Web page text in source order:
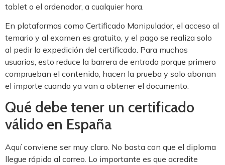
tablet o el ordenador, a cualquier hora.
En plataformas como Certificado Manipulador, el acceso al
temario y al examen es gratuito, y el pago se realiza solo
al pedir la expedición del certificado. Para muchos
usuarios, esto reduce la barrera de entrada porque primero
comprueban el contenido, hacen la prueba y solo abonan
el importe cuando ya van a obtener el documento.
Qué debe tener un certificado
válido en España
Aquí conviene ser muy claro. No basta con que el diploma
llegue rápido al correo. Lo importante es que acredite